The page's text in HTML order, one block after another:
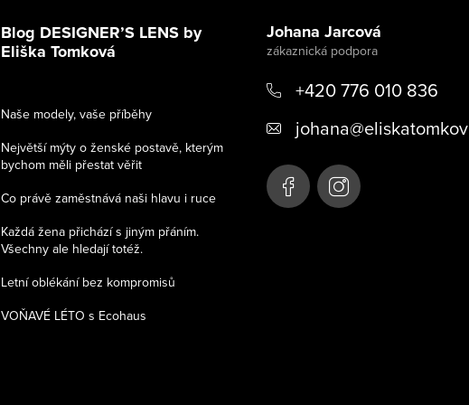
Blog DESIGNER’S LENS by
Eliška Tomková
Naše modely, vaše příběhy
Největší mýty o ženské postavě, kterým
bychom měli přestat věřit
Co právě zaměstnává naši hlavu i ruce
Každá žena přichází s jiným přáním.
Všechny ale hledají totéž.
Letní oblékání bez kompromisů
VOŇAVÉ LÉTO s Ecohaus
Johana Jarcová
+420 776 010 836
johana@